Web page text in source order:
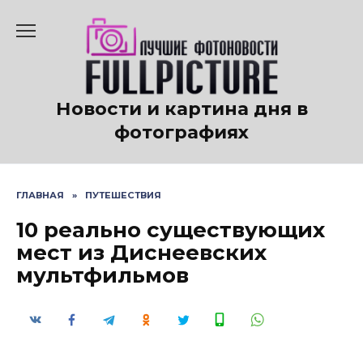
содержанию
Новости и картина дня в
фотографиях
ГЛАВНАЯ » ПУТЕШЕСТВИЯ
10 реально существующих
мест из Диснеевских
мультфильмов